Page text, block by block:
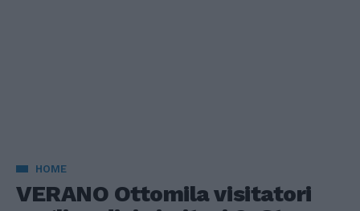
HOME
VERANO Ottomila visitatori